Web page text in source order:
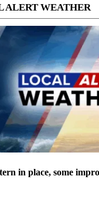
ALERT WEATHER
in place, some